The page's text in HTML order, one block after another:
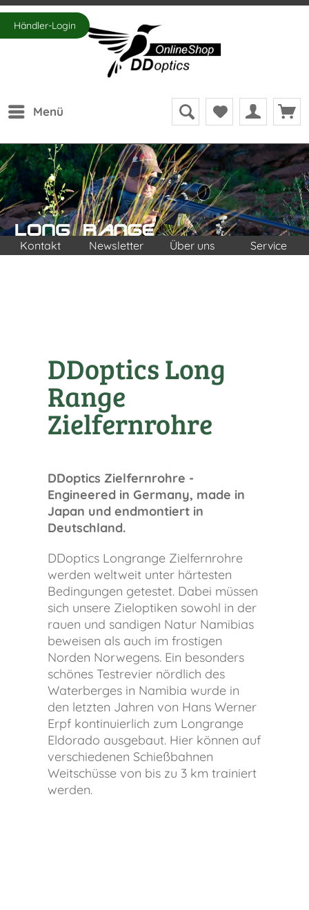
Händler-Login
Menü
Kontakt Newsletter Über uns Service
DDoptics Long
Range
Zielfernrohre
DDoptics Zielfernrohre -
Engineered in Germany, made in
Japan und endmontiert in
Deutschland.
DDoptics Longrange Zielfernrohre
werden weltweit unter härtesten
Bedingungen getestet. Dabei müssen
sich unsere Zieloptiken sowohl in der
rauen und sandigen Natur Namibias
beweisen als auch im frostigen
Norden Norwegens. Ein besonders
schönes Testrevier nördlich des
Waterberges in Namibia wurde in
den letzten Jahren von Hans Werner
Erpf kontinuierlich zum Longrange
Eldorado ausgebaut. Hier können auf
verschiedenen Schießbahnen
Weitschüsse von bis zu 3 km trainiert
werden.